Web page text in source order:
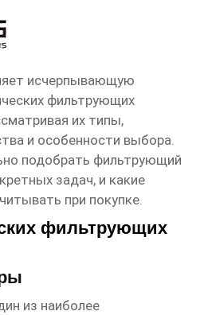
исчерпывающую
фильтрующих
их типы,
и особенности выбора.
подобрать фильтрующий
задач, и какие
при покупке.
фильтрующих
из наиболее